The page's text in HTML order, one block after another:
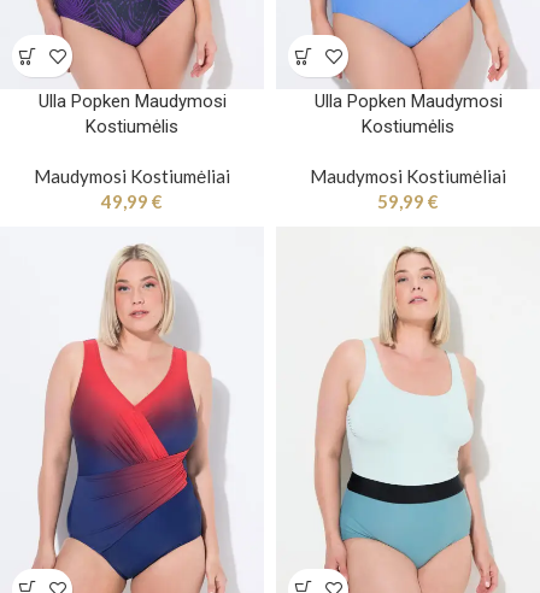
Ulla Popken Maudymosi
Kostiumėlis
Maudymosi Kostiumėliai
49,99 €
Ulla Popken Maudymosi
Kostiumėlis
Maudymosi Kostiumėliai
59,99 €